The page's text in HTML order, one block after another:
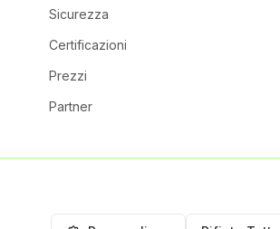
Sicurezza
Certificazioni
Prezzi
Partner